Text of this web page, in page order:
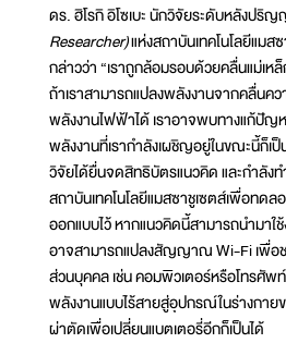
ดร. ฮิโรกิ อิโซเบะ นักวิจัยระดับหลังปริ
Researcher)แห่งสถาบันเทคโนโลยีแม
กล่าวว่า “เราถูกล้อมรอบด้วยคลื่นแม่เห
ถ้าเราสามารถแปลงพลังงานจากคลื่นค
พลังงานไฟฟ้าได้ เราอาจพบทางแก้ปัญ
พลังงานที่เรากำลังเผชิญอยู่ในขณะนี้ก็เ
วิจัยได้ยื่นจดสิทธิบัตรแนวคิด และกำลัง
สถาบันเทคโนโลยีแมสซาชูเซตส์เพื่อทด
ออกแบบไว้ หากแนวคิดนี้สามารถนำมาใช้
อาจสามารถแปลงสัญญาณ Wi-Fi เพื่อ
ส่วนบุคคล เช่น คอมพิวเตอร์หรือโทรศัพ
พลังงานแบบไร้สายสู่อุปกรณ์ในร่างกาย
ผ่าตัดเพื่อเปลี่ยนแบตเตอรี่อีกก็เป็นได้